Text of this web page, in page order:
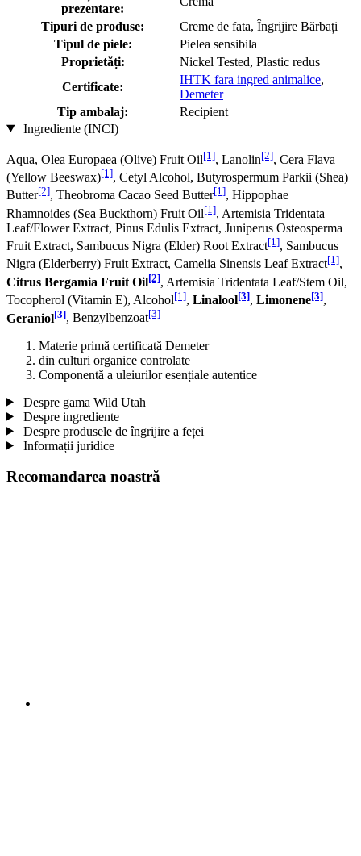
prezentare:
Tipuri de produse:
Creme de fata, Îngrijire Bărbați
Tipul de piele:
Pielea sensibila
Proprietăți:
Nickel Tested, Plastic redus
Certificate:
IHTK fara ingred animalice,
Demeter
Tip ambalaj:
Recipient
Ingrediente (INCI)
Aqua, Olea Europaea (Olive) Fruit Oil[1], Lanolin[2], Cera Flava
(Yellow Beeswax)[1], Cetyl Alcohol, Butyrospermum Parkii (Shea)
Butter[2], Theobroma Cacao Seed Butter[1], Hippophae
Rhamnoides (Sea Buckthorn) Fruit Oil[1], Artemisia Tridentata
Leaf/Flower Extract, Pinus Edulis Extract, Juniperus Osteosperma
Fruit Extract, Sambucus Nigra (Elder) Root Extract[1], Sambucus
Nigra (Elderberry) Fruit Extract, Camelia Sinensis Leaf Extract[1],
Citrus Bergamia Fruit Oil[2], Artemisia Tridentata Leaf/Stem Oil,
Tocopherol (Vitamin E), Alcohol[1], Linalool[3], Limonene[3],
Geraniol[3], Benzylbenzoat[3]
Materie primă certificată Demeter
din culturi organice controlate
Componentă a uleiurilor esențiale autentice
Despre gama Wild Utah
Despre ingrediente
Despre produsele de îngrijire a feței
Informații juridice
Recomandarea noastră